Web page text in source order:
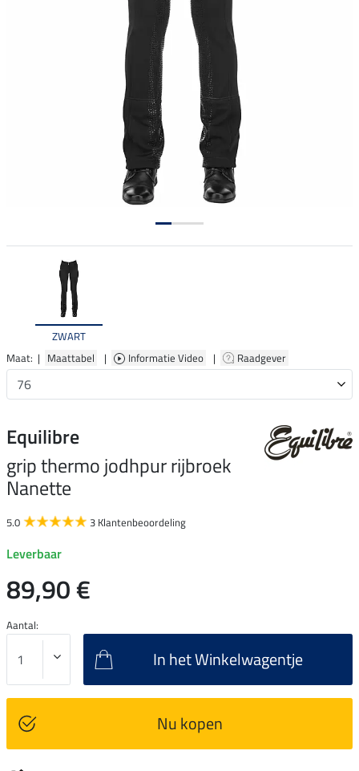
ZWART
Maat: | Maattabel | Informatie Video | Raadgever
Equilibre
grip thermo jodhpur rijbroek
Nanette
5.0 3 Klantenbeoordeling
Leverbaar
89,90 €
Aantal:
In het Winkelwagentje
Nu kopen